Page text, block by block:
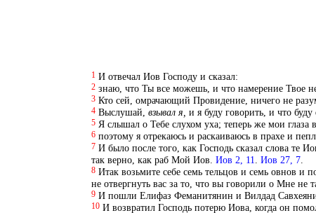
1 И отвечал Иов Господу и сказал:
2 знаю, что Ты все можешь, и что намерение Твое
3 Кто сей, омрачающий Провидение, ничего не
4 Выслушай, взывал я, и я буду говорить, и что
5 Я слышал о Тебе слухом уха; теперь же мои глаза
6 поэтому я отрекаюсь и раскаиваюсь в прахе и
7 И было после того, как Господь сказал слова те
так верно, как раб Мой Иов. Иов 2, 11 Иов 27, 7.
8 Итак возьмите себе семь тельцов и семь овнов
не отвергнуть вас за то, что вы говорили о Мне не
9 И пошли Елифаз Феманитянин и Вилдад
10 И возвратил Господь потерю Иова, когда он